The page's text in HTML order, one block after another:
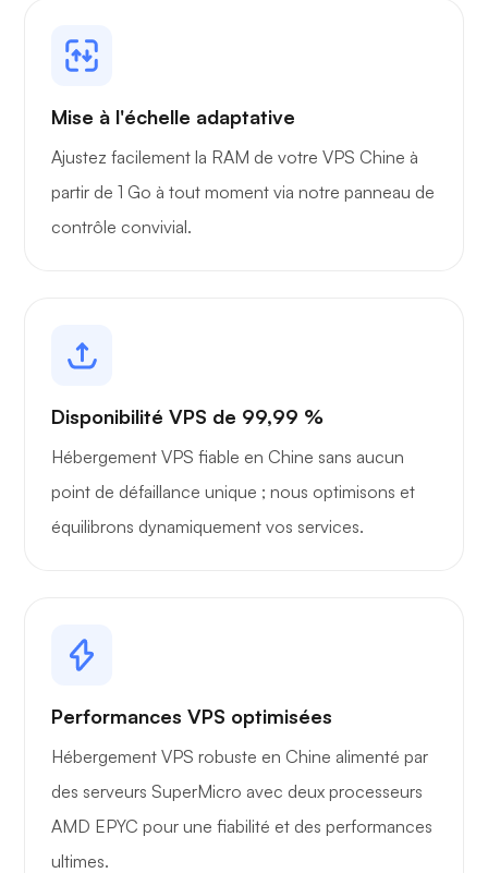
Mise à l'échelle adaptative
Ajustez facilement la RAM de votre VPS Chine à
partir de 1 Go à tout moment via notre panneau de
contrôle convivial.
Disponibilité VPS de 99,99 %
Hébergement VPS fiable en Chine sans aucun
point de défaillance unique ; nous optimisons et
équilibrons dynamiquement vos services.
Performances VPS optimisées
Hébergement VPS robuste en Chine alimenté par
des serveurs SuperMicro avec deux processeurs
AMD EPYC pour une fiabilité et des performances
ultimes.